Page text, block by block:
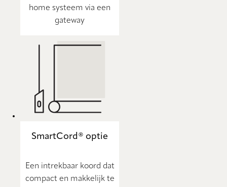
home systeem via een
gateway
SmartCord® optie
Een intrekbaar koord dat
compact en makkelijk te